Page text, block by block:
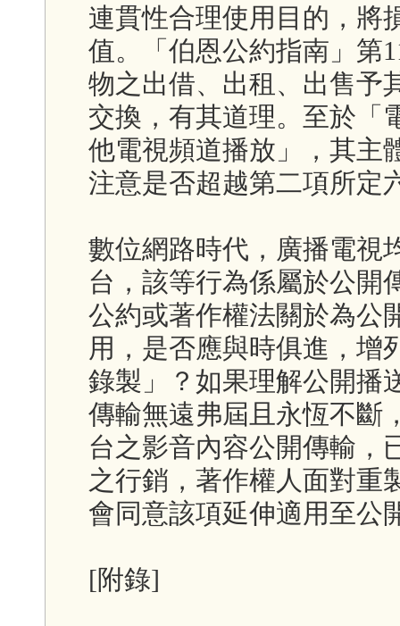
連貫性合理使用目的，將
值。「伯恩公約指南」第
物之出借、出租、出售予
交換，有其道理。至於「
他電視頻道播放」，其主
注意是否超越第二項所定
數位網路時代，廣播電視
台，該等行為係屬於公開
公約或著作權法關於為公
用，是否應與時俱進，增
錄製」？如果理解公開播
傳輸無遠弗屆且永恆不斷
台之影音內容公開傳輸，
之行銷，著作權人面對重
會同意該項延伸適用至公
[附錄]